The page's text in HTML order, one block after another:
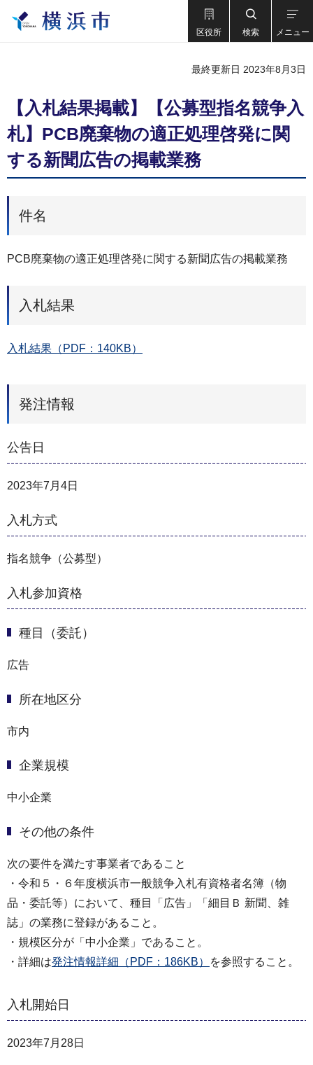
区役所 検索 メニュー
最終更新日 2023年8月3日
【入札結果掲載】【公募型指名競争入
札】PCB廃棄物の適正処理啓発に関
する新聞広告の掲載業務
件名
PCB廃棄物の適正処理啓発に関する新聞広告の掲載業務
入札結果
入札結果（PDF：140KB）
発注情報
公告日
2023年7月4日
入札方式
指名競争（公募型）
入札参加資格
種目（委託）
広告
所在地区分
市内
企業規模
中小企業
その他の条件
次の要件を満たす事業者であること
・令和５・６年度横浜市一般競争入札有資格者名簿（物
品・委託等）において、種目「広告」「細目Ｂ 新聞、雑
誌」の業務に登録があること。
・規模区分が「中小企業」であること。
・詳細は発注情報詳細（PDF：186KB） を参照すること。
入札開始日
2023年7月28日